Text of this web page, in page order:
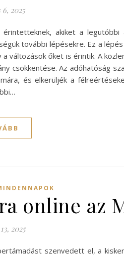
2025
akiket a
további lépésekre. Ez a
változások őket is érintik. A
csökkentése. Az adóhatóság
és elkerüljék a
online az
2025
szenvedett el, a